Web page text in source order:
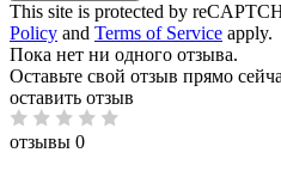
This site is protected by
Policy and Terms of Service apply.
Пока нет ни одного отзыва.
Оставьте свой отзыв прямо
оставить отзыв
отзывы 0